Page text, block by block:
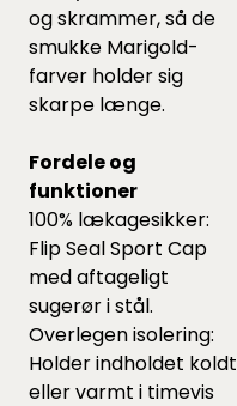
og skrammer, så de
smukke Marigold-
farver holder sig
skarpe længe.
Fordele og
funktioner
100% lækagesikker:
Flip Seal Sport Cap
med aftageligt
sugerør i stål.
Overlegen isolering:
Holder indholdet koldt
eller varmt i timevis